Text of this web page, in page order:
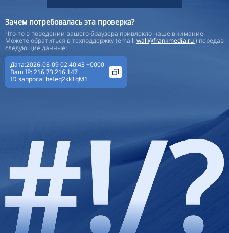
Зачем потребовалась эта проверка?
Что-то в поведении вашего браузера привлекло наше внимание.
Можете обратиться в техподдержку (email:wall@frankmedia.ru) передав
следующие данные:
Дата:2026-08-09 02:40:43 +0000
Ваш IP:216.73.216.147
ID запроса: heIeq2kk1qM1